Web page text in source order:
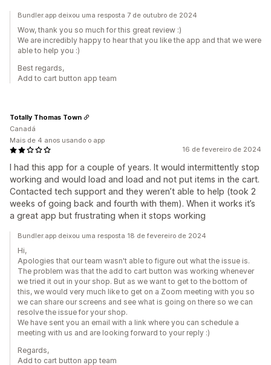
Bundler.app deixou uma resposta 7 de outubro de 2024
Wow, thank you so much for this great review :)
We are incredibly happy to hear that you like the app and that we were
able to help you :)
Best regards,
Add to cart button app team
16 de fevereiro de 2024
I had this app for a couple of years. It would intermittently stop
working and would load and load and not put items in the cart.
Contacted tech support and they weren’t able to help (took 2
weeks of going back and fourth with them). When it works it’s
a great app but frustrating when it stops working
Totally Thomas Town
Canadá
Mais de 4 anos usando o app
Bundler.app deixou uma resposta 18 de fevereiro de 2024
Hi,
Apologies that our team wasn't able to figure out what the issue is.
The problem was that the add to cart button was working whenever
we tried it out in your shop. But as we want to get to the bottom of
this, we would very much like to get on a Zoom meeting with you so
we can share our screens and see what is going on there so we can
resolve the issue for your shop.
We have sent you an email with a link where you can schedule a
meeting with us and are looking forward to your reply :)
Regards,
Add to cart button app team